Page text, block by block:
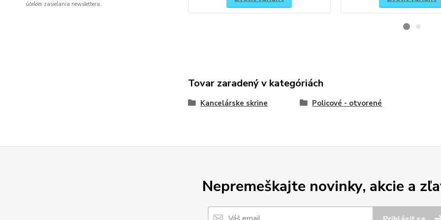
účelom zasielania newslettera.
Tovar zaradený v kategóriách
Kancelárske skrine Policové - otvorené
Nepremeškajte novinky, akcie a